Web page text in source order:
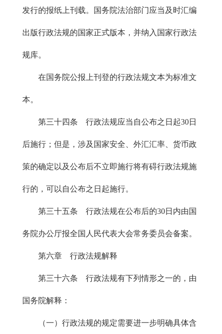
发行的报纸上刊载。国务院法治部门应当及时汇编
出版行政法规的国家正式版本，并纳入国家行政法
规库。
在国务院公报上刊登的行政法规文本为标准文
本。
第三十四条 行政法规应当自公布之日起30日
后施行；但是，涉及国家安全、外汇汇率、货币政
策的确定以及公布后不立即施行将有碍行政法规施
行的，可以自公布之日起施行。
第三十五条 行政法规在公布后的30日内由国
务院办公厅报全国人民代表大会常务委员会备案。
第六章 行政法规解释
第三十六条 行政法规有下列情形之一的，由
国务院解释：
（一）行政法规的规定需要进一步明确具体含